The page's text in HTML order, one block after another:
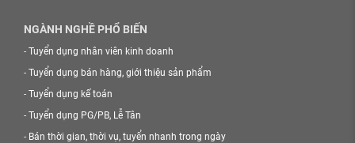
NGÀNH NGHỀ PHỔ BIẾN
- Tuyển dụng nhân viên kinh doanh
- Tuyển dụng bán hàng, giới thiệu sản phẩm
- Tuyển dụng kế toán
- Tuyển dụng PG/PB, Lễ Tân
- Bán thời gian, thời vụ, tuyển nhanh trong ngày